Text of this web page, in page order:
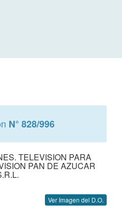
N° 828/996
TELEVISION PARA
PAN DE AZUCAR
Ver Imagen del D.O.